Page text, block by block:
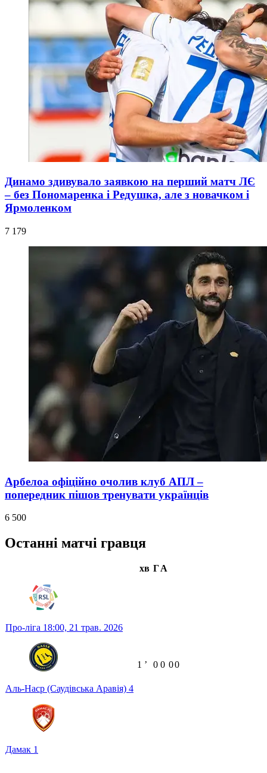
Динамо здивувало заявкою на перший матч ЛЄ
– без Пономаренка і Редушка, але з новачком і
Ярмоленком
7 179
Арбелоа офіційно очолив клуб АПЛ –
попередник пішов тренувати українців
6 500
Останні матчі гравця
хв ГА
Про-ліга 18:00, 21 трав. 2026
Аль-Наср (Саудівська Аравія) 4
Дамак 1
1 ʼ 0 0 00